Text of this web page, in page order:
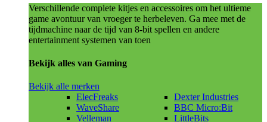
Verschillende complete kitjes en accessoires om het ultieme
game avontuur van vroeger te herbeleven. Ga mee met de
tijdmachine naar de tijd van 8-bit spellen en andere
entertainment systemen van toen
Bekijk alles van Gaming
Bekijk alle merken
ElecFreaks
WaveShare
Velleman
Dexter Industries
BBC Micro:Bit
LittleBits